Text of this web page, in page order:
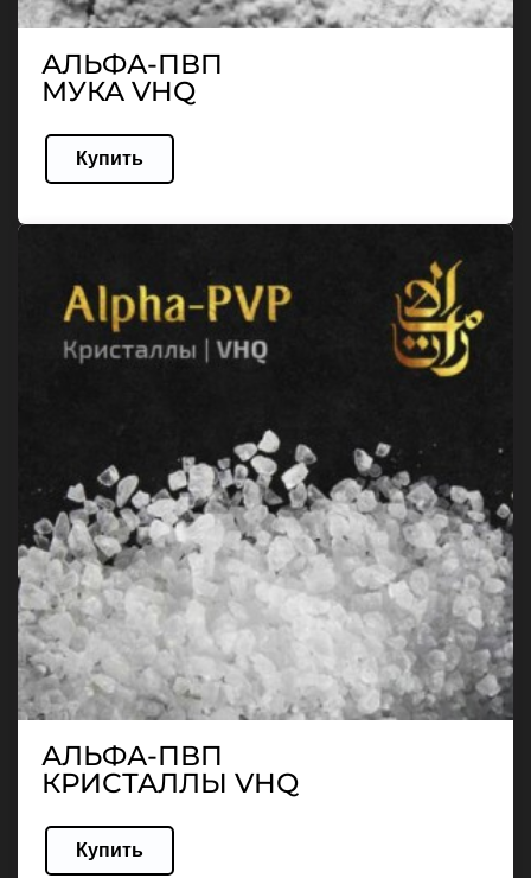
АЛЬФА-ПВП
МУКА VHQ
Купить
АЛЬФА-ПВП
КРИСТАЛЛЫ VHQ
Купить